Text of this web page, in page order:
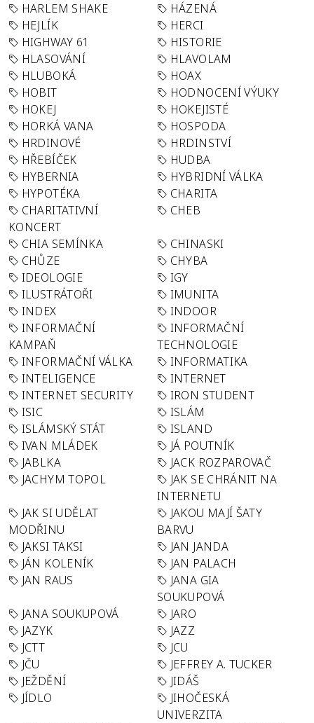
HARLEM SHAKE
HÁZENÁ
HEJLÍK
HERCI
HIGHWAY 61
HISTORIE
HLASOVÁNÍ
HLAVOLAM
HLUBOKÁ
HOAX
HOBIT
HODNOCENÍ VÝUKY
HOKEJ
HOKEJISTÉ
HORKÁ VANA
HOSPODA
HRDINOVÉ
HRDINSTVÍ
HŘEBÍČEK
HUDBA
HYBERNIA
HYBRIDNÍ VÁLKA
HYPOTÉKA
CHARITA
CHARITATIVNÍ
KONCERT
CHEB
CHIA SEMÍNKA
CHINASKI
CHŮZE
CHYBA
IDEOLOGIE
IGY
ILUSTRÁTOŘI
IMUNITA
INDEX
INDOOR
INFORMAČNÍ
KAMPAŇ
INFORMAČNÍ
TECHNOLOGIE
INFORMAČNÍ VÁLKA
INFORMATIKA
INTELIGENCE
INTERNET
INTERNET SECURITY
IRON STUDENT
ISIC
ISLÁM
ISLÁMSKÝ STÁT
ISLAND
IVAN MLÁDEK
JÁ POUTNÍK
JABLKA
JACK ROZPAROVAČ
JACHYM TOPOL
JAK SE CHRÁNIT NA
INTERNETU
JAK SI UDĚLAT
MODŘINU
JAKOU MAJÍ ŠATY
BARVU
JAKSI TAKSI
JAN JANDA
JÁN KOLENÍK
JAN PALACH
JAN RAUS
JANA GIA
SOUKUPOVÁ
JANA SOUKUPOVÁ
JARO
JAZYK
JAZZ
JCTT
JCU
JČU
JEFFREY A. TUCKER
JEŽDĚNÍ
JIDÁŠ
JÍDLO
JIHOČESKÁ
UNIVERZITA